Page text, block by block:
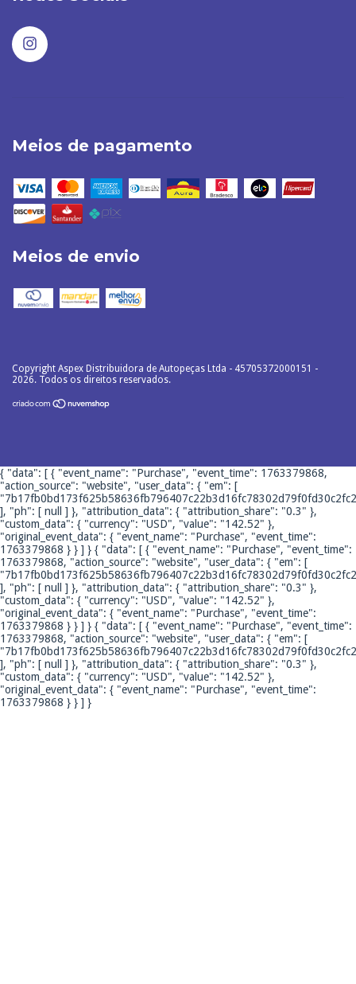
Meios de pagamento
Meios de envio
Copyright Aspex Distribuidora de Autopeças Ltda - 45705372000151 -
2026. Todos os direitos reservados.
{ "data": [ { "event_name": "Purchase", "event_time": 1763379868,
"action_source": "website", "user_data": { "em": [
], "ph": [ null ] }, "attribution_data": { "attribution_share": "0.3" },
"custom_data": { "currency": "USD", "value": "142.52" },
"original_event_data": { "event_name": "Purchase", "event_time":
1763379868 } } ] } { "data": [ { "event_name": "Purchase", "event_time":
1763379868, "action_source": "website", "user_data": { "em": [
], "ph": [ null ] }, "attribution_data": { "attribution_share": "0.3" },
"custom_data": { "currency": "USD", "value": "142.52" },
"original_event_data": { "event_name": "Purchase", "event_time":
1763379868 } } ] } { "data": [ { "event_name": "Purchase", "event_time":
1763379868, "action_source": "website", "user_data": { "em": [
], "ph": [ null ] }, "attribution_data": { "attribution_share": "0.3" },
"custom_data": { "currency": "USD", "value": "142.52" },
"original_event_data": { "event_name": "Purchase", "event_time":
1763379868 } } ] }